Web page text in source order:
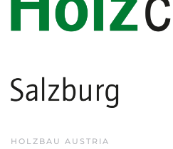
HOLZBAU AUSTRIA